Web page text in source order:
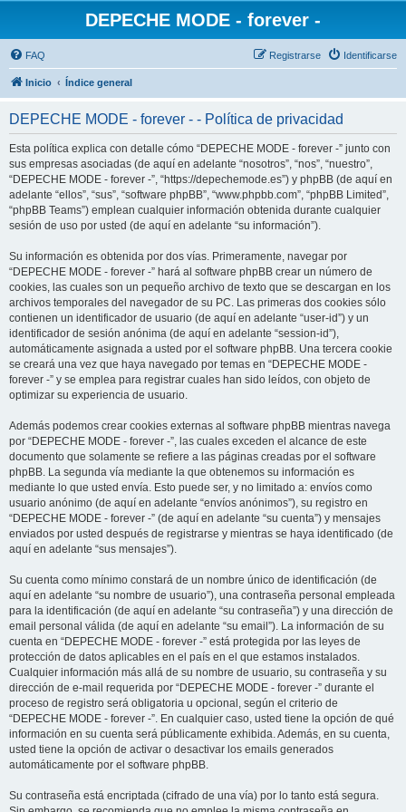
DEPECHE MODE - forever -
FAQ Identificarse
Registrarse
Inicio Índice general
DEPECHE MODE - forever - - Política de privacidad
Esta política explica con detalle cómo “DEPECHE MODE - forever -” junto con
sus empresas asociadas (de aquí en adelante “nosotros”, “nos”, “nuestro”,
“DEPECHE MODE - forever -”, “https://depechemode.es”) y phpBB (de aquí en
adelante “ellos”, “sus”, “software phpBB”, “www.phpbb.com”, “phpBB Limited”,
“phpBB Teams”) emplean cualquier información obtenida durante cualquier
sesión de uso por usted (de aquí en adelante “su información”).
Su información es obtenida por dos vías. Primeramente, navegar por
“DEPECHE MODE - forever -” hará al software phpBB crear un número de
cookies, las cuales son un pequeño archivo de texto que se descargan en los
archivos temporales del navegador de su PC. Las primeras dos cookies sólo
contienen un identificador de usuario (de aquí en adelante “user-id”) y un
identificador de sesión anónima (de aquí en adelante “session-id”),
automáticamente asignada a usted por el software phpBB. Una tercera cookie
se creará una vez que haya navegado por temas en “DEPECHE MODE -
forever -” y se emplea para registrar cuales han sido leídos, con objeto de
optimizar su experiencia de usuario.
Además podemos crear cookies externas al software phpBB mientras navega
por “DEPECHE MODE - forever -”, las cuales exceden el alcance de este
documento que solamente se refiere a las páginas creadas por el software
phpBB. La segunda vía mediante la que obtenemos su información es
mediante lo que usted envía. Esto puede ser, y no limitado a: envíos como
usuario anónimo (de aquí en adelante “envíos anónimos”), su registro en
“DEPECHE MODE - forever -” (de aquí en adelante “su cuenta”) y mensajes
enviados por usted después de registrarse y mientras se haya identificado (de
aquí en adelante “sus mensajes”).
Su cuenta como mínimo constará de un nombre único de identificación (de
aquí en adelante “su nombre de usuario”), una contraseña personal empleada
para la identificación (de aquí en adelante “su contraseña”) y una dirección de
email personal válida (de aquí en adelante “su email”). La información de su
cuenta en “DEPECHE MODE - forever -” está protegida por las leyes de
protección de datos aplicables en el país en el que estamos instalados.
Cualquier información más allá de su nombre de usuario, su contraseña y su
dirección de e-mail requerida por “DEPECHE MODE - forever -” durante el
proceso de registro será obligatoria u opcional, según el criterio de
“DEPECHE MODE - forever -”. En cualquier caso, usted tiene la opción de qué
información en su cuenta será públicamente exhibida. Además, en su cuenta,
usted tiene la opción de activar o desactivar los emails generados
automáticamente por el software phpBB.
Su contraseña está encriptada (cifrado de una vía) por lo tanto está segura.